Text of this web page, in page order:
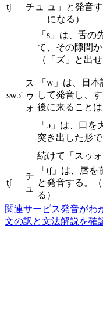
tʃ チュ
ュ」と発音
になる）
swɔ'
ス
ゥ
ォ
「s」は、舌
て、その隙間
（「ズ」と出
「w」は、日
して発音し、
後に来ることは
「ɔ」は、口
突き出した形
続けて「スゥォ
tʃ
チ
ュ
「tʃ」は、唇
と発音する。
る）
関連サービス発音がわ
文の訳と文法解説を確